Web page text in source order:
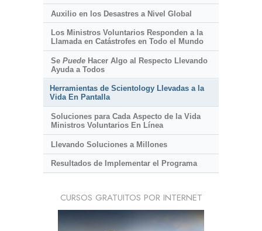
Auxilio en los Desastres a Nivel Global
Los Ministros Voluntarios Responden a la
Llamada en Catástrofes en Todo el Mundo
Se PuedeHacer Algo al Respecto Llevando
Ayuda a Todos
Herramientas de Scientology Llevadas a la
Vida En Pantalla
Soluciones para Cada Aspecto de la Vida
Ministros Voluntarios En Línea
Llevando Soluciones a Millones
Resultados de Implementar el Programa
CURSOS GRATUITOS POR INTERNET